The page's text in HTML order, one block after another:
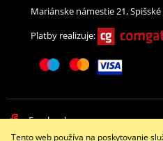
Mariánske námestie 21,
Platby realizuje:
Facebook
Tento web používa na poskytovanie